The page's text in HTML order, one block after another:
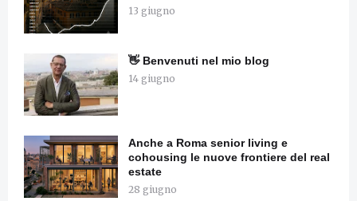
13 giugno
👋 Benvenuti nel mio blog
14 giugno
Anche a Roma senior living e
cohousing le nuove frontiere del real
estate
28 giugno